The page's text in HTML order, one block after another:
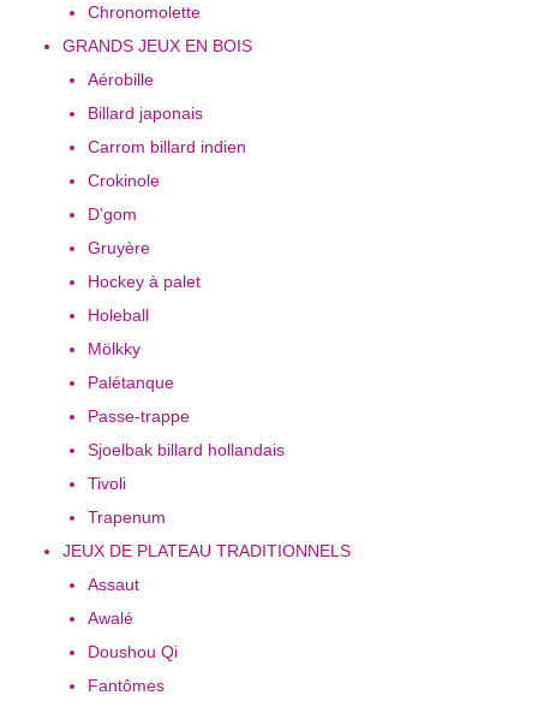
Chronomolette
GRANDS JEUX EN BOIS
Aérobille
Billard japonais
Carrom billard indien
Crokinole
D’gom
Gruyère
Hockey à palet
Holeball
Mölkky
Palétanque
Passe-trappe
Sjoelbak billard hollandais
Tivoli
Trapenum
JEUX DE PLATEAU TRADITIONNELS
Assaut
Awalé
Doushou Qi
Fantômes